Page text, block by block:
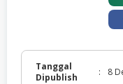
Tanggal
Dipublish
: 8